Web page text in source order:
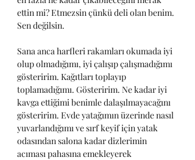
ettin mi? Etmezsin çünkü deli olan benim.
Sen değilsin.
Sana anca harfleri rakamları okumada iyi
olup olmadığımı, iyi çalışıp çalışmadığımı
gösteririm. Kağıtları toplayıp
toplamadığımı. Gösteririm. Ne kadar iyi
kavga ettiğimi benimle dalaşılmayacağını
gösteririm. Evde yatağımın üzerinde nasıl
yuvarlandığımı ve sırf keyif için yatak
odasından salona kadar dizlerimin
acıması pahasına emekleyerek